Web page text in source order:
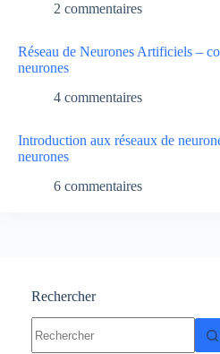
2 commentaires
Réseau de Neurones Artificiels –
neurones
4 commentaires
Introduction aux réseaux de
neurones
6 commentaires
Rechercher
résultat